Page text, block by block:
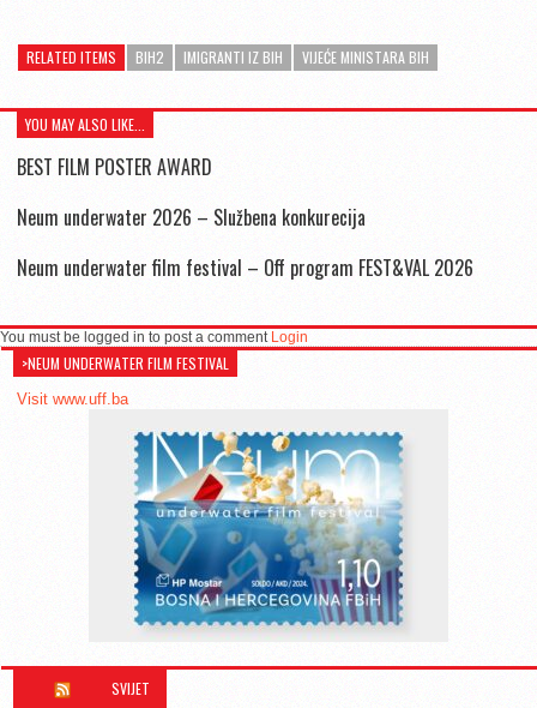
RELATED ITEMS BIH2 IMIGRANTI IZ BIH VIJEĆE MINISTARA BIH
YOU MAY ALSO LIKE...
BEST FILM POSTER AWARD
Neum underwater 2026 – Službena konkurecija
Neum underwater film festival – Off program FEST&VAL 2026
You must be logged in to post a comment Login
>NEUM UNDERWATER FILM FESTIVAL
Visit www.uff.ba
SVIJET